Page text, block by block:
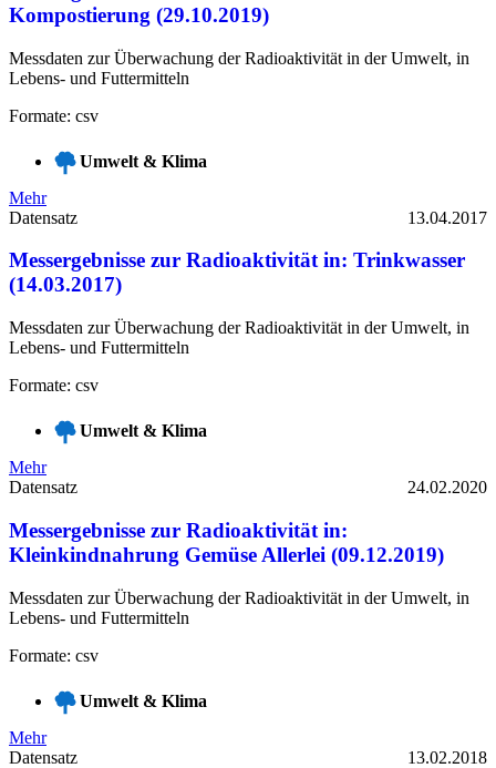
Kompostierung (29.10.2019)
Messdaten zur Überwachung der Radioaktivität in der Umwelt, in
Lebens- und Futtermitteln
Formate: csv
Umwelt & Klima
Mehr
Datensatz
13.04.2017
Messergebnisse zur Radioaktivität in: Trinkwasser
(14.03.2017)
Messdaten zur Überwachung der Radioaktivität in der Umwelt, in
Lebens- und Futtermitteln
Formate: csv
Umwelt & Klima
Mehr
Datensatz
24.02.2020
Messergebnisse zur Radioaktivität in:
Kleinkindnahrung Gemüse Allerlei (09.12.2019)
Messdaten zur Überwachung der Radioaktivität in der Umwelt, in
Lebens- und Futtermitteln
Formate: csv
Umwelt & Klima
Mehr
Datensatz
13.02.2018